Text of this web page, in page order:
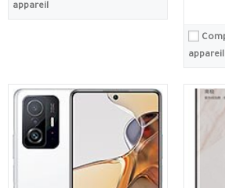
appareil
appareil